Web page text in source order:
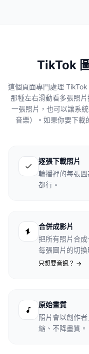
TikTok
這個頁面專門處理
那種左右滑動看多張照
一張照片，也可以讓系
音樂）。如果你要下載
逐張下載照片
輪播裡的每張
都行。
合併成影片
把所有照片合
每張圖片的切換
只想要音訊？ ->
原始畫質
照片會以創作
縮、不降畫質。